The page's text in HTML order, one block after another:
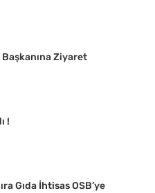
Başkanına Ziyaret
!
Gıda İhtisas OSB’ye